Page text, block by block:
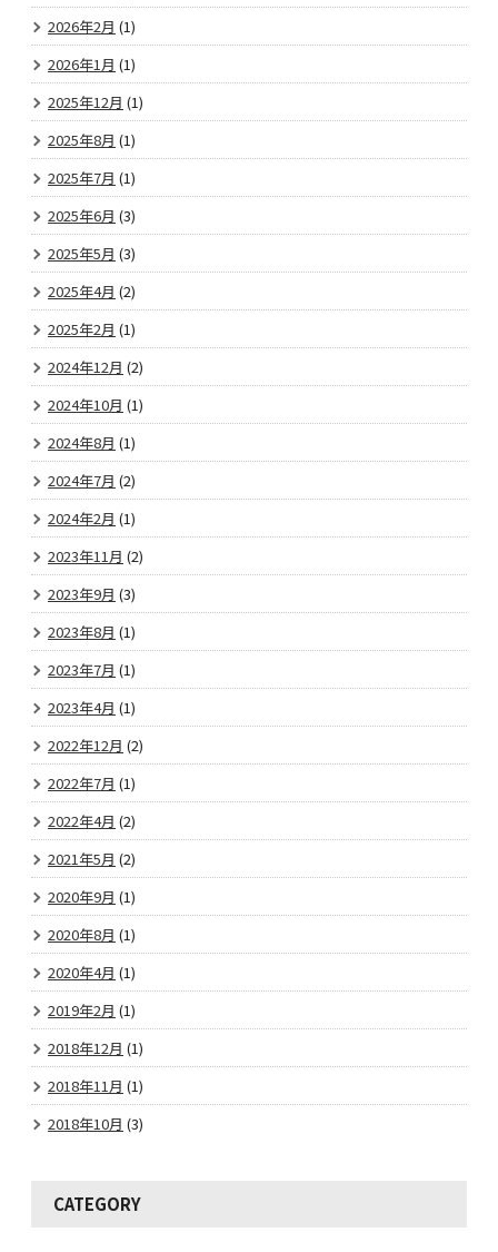
2026年2月 (1)
2026年1月 (1)
2025年12月 (1)
2025年8月 (1)
2025年7月 (1)
2025年6月 (3)
2025年5月 (3)
2025年4月 (2)
2025年2月 (1)
2024年12月 (2)
2024年10月 (1)
2024年8月 (1)
2024年7月 (2)
2024年2月 (1)
2023年11月 (2)
2023年9月 (3)
2023年8月 (1)
2023年7月 (1)
2023年4月 (1)
2022年12月 (2)
2022年7月 (1)
2022年4月 (2)
2021年5月 (2)
2020年9月 (1)
2020年8月 (1)
2020年4月 (1)
2019年2月 (1)
2018年12月 (1)
2018年11月 (1)
2018年10月 (3)
CATEGORY